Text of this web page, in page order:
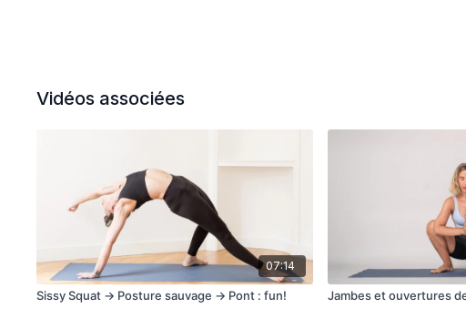
Vidéos associées
07:14
Sissy Squat → Posture sauvage → Pont : fun! Jambes et ouvertures